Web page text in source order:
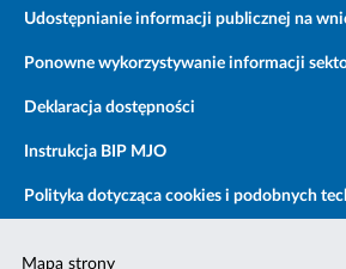
Udostępnianie informacji publicznej na
Ponowne wykorzystywanie informacji
Deklaracja dostępności
Instrukcja BIP MJO
Polityka dotycząca cookies i podobnych
Mapa strony